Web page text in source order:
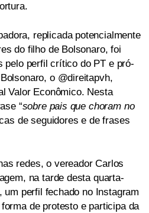
replicada potencialmente
do filho de Bolsonaro, foi
pelo perfil crítico do PT e pró-
o @direitapvh,
Valor Econômico. Nesta
“sobre pais que choram no
de seguidores e de frases
redes, o vereador Carlos
na tarde desta quarta-
um perfil fechado no Instagram
de protesto e participa da